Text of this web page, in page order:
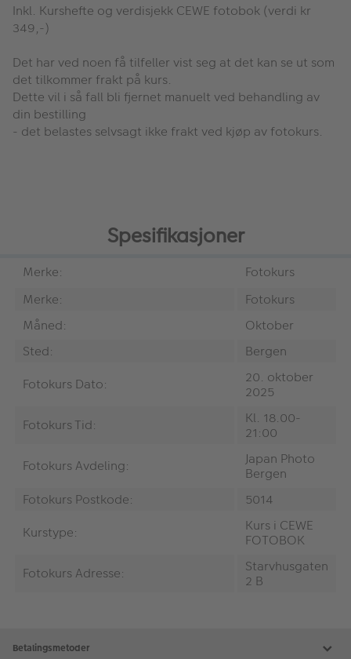
Inkl. Kurshefte og verdisjekk CEWE fotobok (verdi kr
349,-)
Det har ved noen få tilfeller vist seg at det kan se ut som
det tilkommer frakt på kurs.
Dette vil i så fall bli fjernet manuelt ved behandling av
din bestilling
- det belastes selvsagt ikke frakt ved kjøp av fotokurs.
Spesifikasjoner
Merke:
Fotokurs
Merke:
Fotokurs
Måned:
Oktober
Sted:
Bergen
Fotokurs Dato:
20. oktober
2025
Fotokurs Tid:
Kl. 18.00-
21:00
Fotokurs Avdeling:
Japan Photo
Bergen
Fotokurs Postkode:
5014
Kurstype:
Kurs i CEWE
FOTOBOK
Fotokurs Adresse:
Starvhusgaten
2 B
Betalingsmetoder